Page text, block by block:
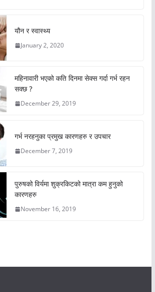
यौन र स्वास्थ्य
January 2, 2020
महिनावारी भएको कति दिनमा सेक्स गर्दा गर्भ रहन
सक्छ ?
December 29, 2019
गर्भ नरहनुका प्रमुख कारणहरु र उपचार
December 7, 2019
पुरुषको विर्यमा शुक्रकिटको मात्रा कम हुनुको
कारणहरु
November 16, 2019